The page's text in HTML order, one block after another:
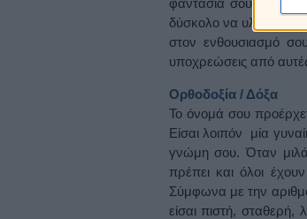
φαντασία σου
δύσκολο να
στον ενθουσιασμό
υποχρεώσεις από
Ορθοδοξία / Δόξα
Το όνομά σου
Είσαι λοιπόν μία
γνώμη σου. Όταν
πρέπει και όλοι
Σύμφωνα με την
είσαι πιστή, σταθερή,